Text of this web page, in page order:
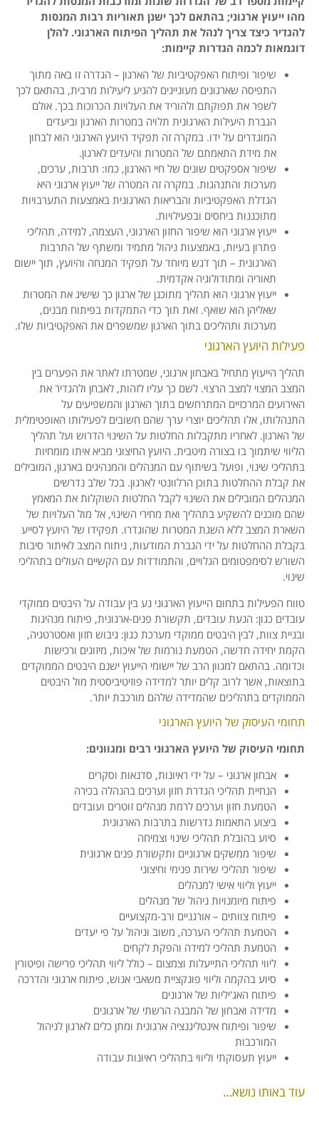
מהו ייעוץ ארגוני; בהתאם לכך ישנן תאוריות רבות המנסות
להגדיר כיצד צריך לנהל את תהליך הפיתוח הארגוני. להלן
דוגמאות לכמה הגדרות קיימות:
שיפור ופיתוח האפקטיביות של הארגון – הגדרה זו באה מתוך
התפיסה שארגונים מעוניינים להגיע ליעילות מרבית, בהתאם לכך
לשפר את תפוקתם ולהוריד את העלויות הכרוכות בכך. אולם
הגברת היעילות הארגונית תלויה במטרות הארגון וביעדים
המוגדרים על ידו. במקרה זה תפקיד היועץ הארגוני הוא לבחון
את מידת התאמתם של המטרות והיעדים לארגון.
שיפור אספקטים שונים של חיי הארגון, כמו: תרבות, ערכים,
מערכות והתנהגות. במקרה זה המטרה של ייעוץ ארגוני היא
הגדלת האפקטיביות והבריאות הארגונית באמצעות התערבויות
מתוכננות ביחסים ובפעילויות.
ייעוץ ארגוני הוא שיפור החזון הארגוני, העצמה, למידה, תהליכי
פתרון בעיות, באמצעות ניהול מתמיד ומשתף של התרבות
הארגונית – תוך דגש מיוחד על תפקיד המנחה והיועץ, תוך יישום
תאוריה ומתודולוגיה אקדמית.
ייעוץ ארגוני הוא תהליך מתוכנן של ארגון כך שישיג את המטרות
שאליהן הוא שואף. זאת תוך כדי התמקדות בפיתוח מבנים,
מערכות ותהליכים בתוך הארגון שמשפרים את האפקטיביות שלו.
פעילות היועץ הארגוני
תהליך הייעוץ מתחיל באבחון ארגוני, שמטרתו לאתר את הפערים בין
המצב המצוי למצב הרצוי. לשם כך עליו לזהות, לאבחן ולהגדיר את
האירועים המרכזיים המתרחשים בתוך הארגון והמשפיעים על
התנהלותו, אלו תהליכים יוצרי ערך שהם חשובים לפעילותו האופטימלית
של הארגון. לאחריו מתקבלות החלטות על השינוי הדרוש ועל תהליך
הליווי שיתמוך בו בצורה מיטבית. היועץ החיצוני מביא איתו מומחיות
בתהליכי שינוי, ופועל בשיתוף עם המנהלים והמנהיגים בארגון, המובילים
את קבלת ההחלטות בתוכן הרלוונטי לארגון. בכל שלב נדרשים
המנהלים המובילים את השינוי לקבל החלטות השוקלות את המאמץ
שהם מוכנים להשקיע בתהליך ואת מחירי השינוי, אל מול העלויות של
השארת המצב ללא השגת המטרות שהוגדרו. תפקידו של היועץ לסייע
בקבלת ההחלטות על ידי הגברת המודעות, ניתוח המצב לאיתור סיבות
השורש לסימפטומים הגלויים, והתמודדות עם הקשיים העולים בתהליכי
שינוי.
טווח הפעילות בתחום הייעוץ הארגוני נע בין עבודה על היבטים ממוקדי
עובדים כגון: הנעת עובדים, תקשורת פנים-ארגונית, פיתוח מנהיגות
ובניית צוות, לבין היבטים ממוקדי מערכת כגון: גיבוש חזון ואסטרטגיה,
הקמת יחידה חדשה, הטמעת נורמות של איכות, מיזוגים ורכישות
וכדומה. בהתאם למגוון הרב של יישומי הייעוץ ישנם היבטים הממוקדים
בתוצאות, אשר לרוב קלים יותר למדידה פוזיטיביסטית מול היבטים
הממוקדים בתהליכים שהמדידה שלהם מורכבת יותר.
תחומי העיסוק של היועץ הארגוני
תחומי העיסוק של היועץ הארגוני רבים ומגוונים:
אבחון ארגוני – על ידי ראיונות, סדנאות וסקרים
הנחיית תהליכי הגדרת חזון וערכים בהנהלה בכירה
הטמעת חזון וערכים לרמת מנהלים זוטרים ועובדים
ביצוע התאמות נדרשות בתרבות הארגונית
סיוע בהובלת תהליכי שינוי וצמיחה
שיפור ממשקים ארגוניים ותקשורת פנים ארגונית
שיפור תהליכי שירות פנימי וחיצוני
ייעוץ וליווי אישי למנהלים
פיתוח מיומנויות ניהול של מנהלים
פיתוח צוותים – אורגניים ורב-מקצועיים
הטמעת תהליכי הערכה, משוב וניהול על פי יעדים
הטמעת תהליכי למידה והפקת לקחים
ליווי תהליכי התייעלות וצמצום – כולל ליווי תהליכי פרישה ופיטורין
סיוע בהקמה וליווי פונקציית משאבי אנוש, פיתוח ארגוני והדרכה
פיתוח האג'יליות של ארגונים
מדידה ואבחון של המבנה הרשתי של ארגונים
שיפור ופיתוח אינטליגנציה ארגונית ומתן כלים לארגון לניהול
המורכבות
ייעוץ תעסוקתי וליווי בתהליכי ראיונות עבודה
עוד באותו נושא…